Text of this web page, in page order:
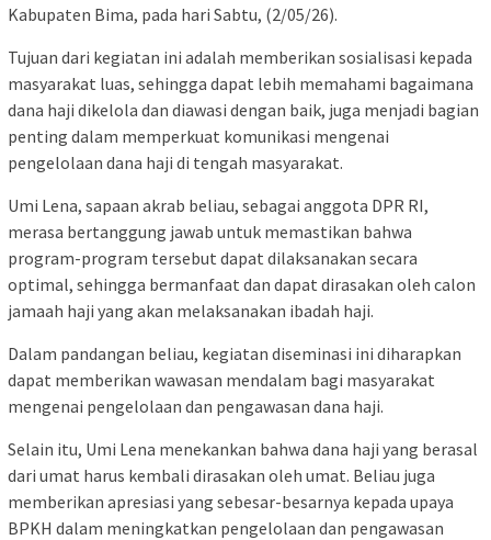
Kabupaten Bima, pada hari Sabtu, (2/05/26).
Tujuan dari kegiatan ini adalah memberikan sosialisasi kepada
masyarakat luas, sehingga dapat lebih memahami bagaimana
dana haji dikelola dan diawasi dengan baik, juga menjadi bagian
penting dalam memperkuat komunikasi mengenai
pengelolaan dana haji di tengah masyarakat.‎‎
Umi Lena, sapaan akrab beliau, sebagai anggota DPR RI,
merasa bertanggung jawab untuk memastikan bahwa
program-program tersebut dapat dilaksanakan secara
optimal, sehingga bermanfaat dan dapat dirasakan oleh calon
jamaah haji yang akan melaksanakan ibadah haji.
Dalam pandangan beliau, kegiatan diseminasi ini diharapkan
dapat memberikan wawasan mendalam bagi masyarakat
mengenai pengelolaan dan pengawasan dana haji.
Selain itu, Umi Lena menekankan bahwa dana haji yang berasal
dari umat harus kembali dirasakan oleh umat. Beliau juga
memberikan apresiasi yang sebesar-besarnya kepada upaya
BPKH dalam meningkatkan pengelolaan dan pengawasan